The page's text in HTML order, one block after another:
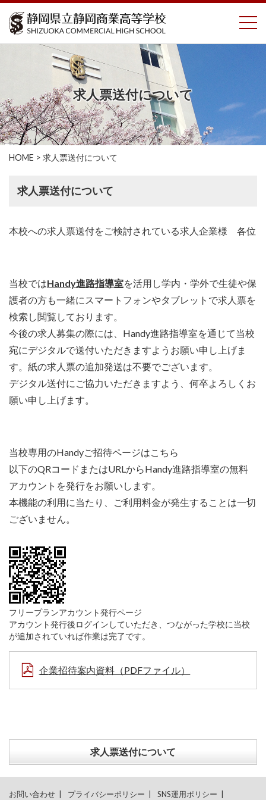
コ
キ
ッ
プ
求人票送付について
HOME > 求人票送付について
求人票送付について
本校への求人票送付をご検討されている求人企業様 各位
当校ではHandy進路指導室を活用し学内・学外で生徒や保
護者の方も一緒にスマートフォンやタブレットで求人票を
検索し閲覧しております。
今後の求人募集の際には、Handy進路指導室を通じて当校
宛にデジタルで送付いただきますようお願い申し上げま
す。紙の求人票の追加発送は不要でございます。
デジタル送付にご協力いただきますよう、何卒よろしくお
願い申し上げます。
当校専用のHandyご招待ページはこちら
以下のQRコードまたはURLからHandy進路指導室の無料
アカウントを発行をお願いします。
本機能の利用に当たり、ご利用料金が発生することは一切
ございません。
フリープランアカウント発行ページ
アカウント発行後ログインしていただき、つながった学校に当校
が追加されていれば作業は完了です。
企業招待案内資料（PDFファイル）
求人票送付について
お問い合わせ プライバシーポリシー SNS運用ポリシー